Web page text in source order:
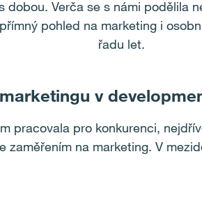
Verča se s námi podělila
pohled na marketing i
řadu let.
v
pracovala pro konkurenci,
zaměřením na marketing. V